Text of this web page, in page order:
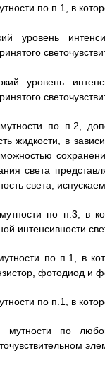
по п.1, в
уровень
уровень
по п.2,
жидкости, в
света
света,
по п.3, в
интенсивности
по п.1, в
фотодиод и
по п.1, в
мутности по